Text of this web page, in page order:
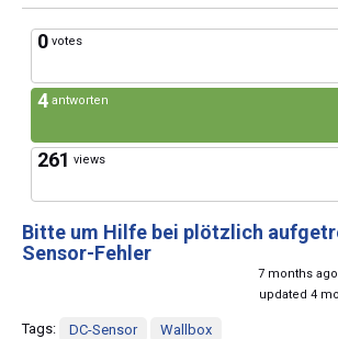
0 votes
4 antworten
261 views
Bitte um Hilfe bei plötzlich
Sensor-Fehler
7 months
updated 4
Tags: DC-Sensor Wallbox